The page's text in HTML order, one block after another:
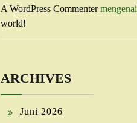
A WordPress Commentermengenai
world!
ARCHIVES
Juni 2026